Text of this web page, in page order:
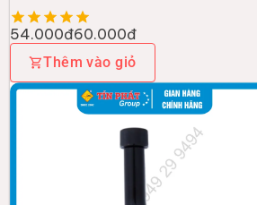
54.000đ60.000đ
Thêm vào giỏ